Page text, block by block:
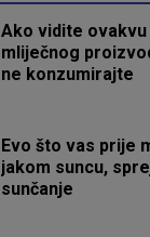
Ako vidite ovakvu
mliječnog
ne konzumirajte
Evo što vas prije
jakom suncu,
sunčanje